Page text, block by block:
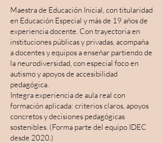
Maestra de Educación Inicial, con titularidad
en Educación Especial y más de 19 años de
experiencia docente. Con trayectoria en
instituciones públicas y privadas, acompaña
a docentes y equipos a enseñar partiendo de
la neurodiversidad, con especial foco en
autismo y apoyos de accesibilidad
pedagógica.
Integra experiencia de aula real con
formación aplicada: criterios claros, apoyos
concretos y decisiones pedagógicas
sostenibles. (Forma parte del equipo IDEC
desde 2020.)